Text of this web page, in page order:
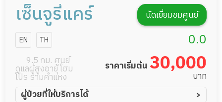
นัดเยี่ยมชมศูนย์
เซ็นจูรี่แคร์
EN TH 0.0
9.5 กม. ศูนย์
ดูแลผู้สูงอายุ โฮม
โปร รามคำแหง
ราคาเริ่มต้น 30,000
บาท
ผู้ป่วยที่ให้บริการได้